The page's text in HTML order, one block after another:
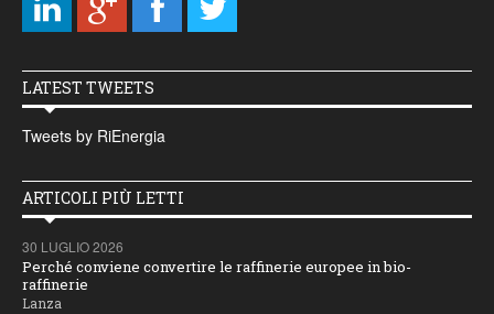
LATEST TWEETS
Tweets by RiEnergia
ARTICOLI PIÙ LETTI
30 LUGLIO 2026
Perché conviene convertire le raffinerie europee in bio-
raffinerie
Lanza